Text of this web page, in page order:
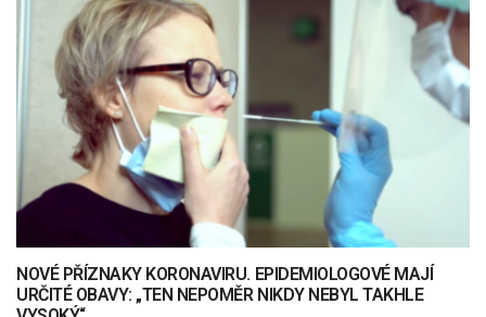
NOVÉ PŘÍZNAKY KORONAVIRU. EPIDEMIOLOGOVÉ MAJÍ
URČITÉ OBAVY: „TEN NEPOMĚR NIKDY NEBYL TAKHLE